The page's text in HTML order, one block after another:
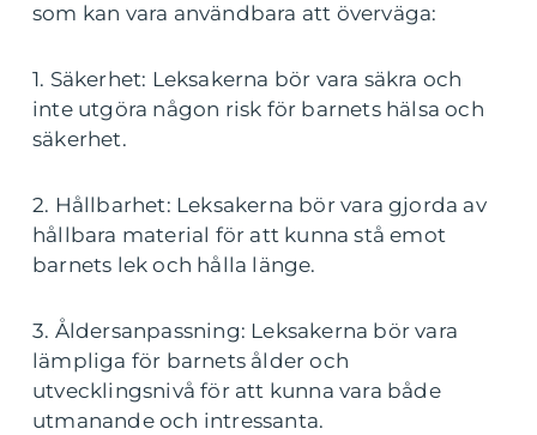
som kan vara användbara att överväga:
1. Säkerhet: Leksakerna bör vara säkra och
inte utgöra någon risk för barnets hälsa och
säkerhet.
2. Hållbarhet: Leksakerna bör vara gjorda av
hållbara material för att kunna stå emot
barnets lek och hålla länge.
3. Åldersanpassning: Leksakerna bör vara
lämpliga för barnets ålder och
utvecklingsnivå för att kunna vara både
utmanande och intressanta.